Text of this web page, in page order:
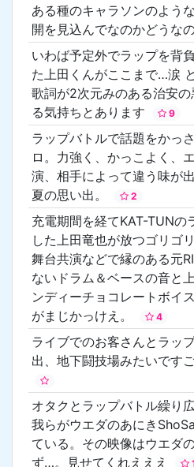
ある種のキャラソンのよう
開を見込んでなのかどうな
いわば予定外でラップを背
た上田くんがここまで…涙
歌詞が2次元みのある治安
る気持ちとあります
9
ラップバトルで話題をかっ
ロ。力強く、かっこよく、
演、相手によって違う味が
夏の思い出。
2
充電期間を経てKAT-TUNの
した上田竜也が放つゴリゴ
舞台共演などで縁のある元
ないドラム＆ベースの音と
ンディーチョコレートボイ
がまじかっけえ。
4
ライブでのお客さんとラッ
出、地下闘技場みたいです
オタクとラップバトル繰り
我らがウエダのあにき
ている。その映像はウエダ
ず…。見せてくれえええ